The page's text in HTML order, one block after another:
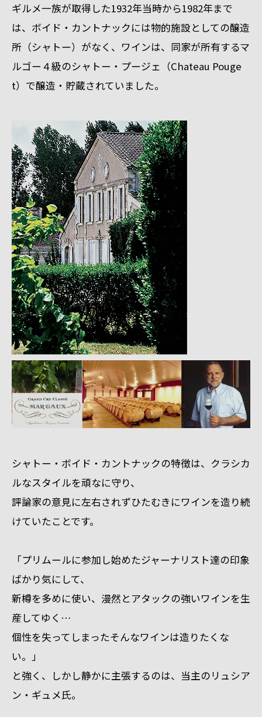
ギルメ一族が取得した1932年当時から1982年まで
は、ボイド・カントナックには物的施設としての醸造
所（シャトー）がなく、ワインは、同家が所有するマ
ルゴー４級のシャトー・プージェ（Chateau Pouge
t）で醸造・貯蔵されていました。
シャトー・ボイド・カントナックの特徴は、クラシカ
ルなスタイルを頑なに守り、
評論家の意見に左右されずひたむきにワインを造り続
けていたことです。
「プリムールに参加し始めたジャーナリスト達の印象
ばかり気にして、
新樽を多めに使い、漫然とアタックの強いワインを生
産してゆく…
個性を失ってしまったそんなワインは造りたくな
い。」
と強く、しかし静かに主張するのは、当主のリュシア
ン・ギュメ氏。